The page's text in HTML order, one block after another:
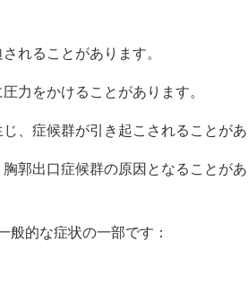
れることがあります。
力をかけることがあります。
、症候群が引き起こされることがあ
郭出口症候群の原因となることがあ
般的な症状の一部です：